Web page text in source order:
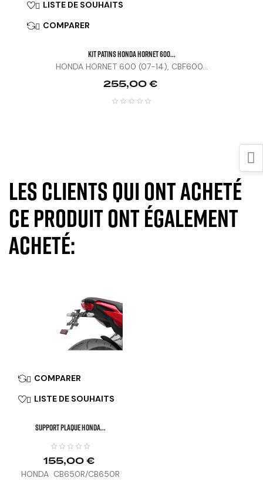
 LISTE DE SOUHAITS
 COMPARER
KIT PATINS HONDA HORNET 600...
HONDA HORNET 600 (07-14), CBF600...
Prix
255,00 €
Les clients qui ont acheté
ce produit ont également
acheté:
 COMPARER
 LISTE DE SOUHAITS
SUPPORT PLAQUE HONDA...
155,00 €
HONDA CB650R/CB650R